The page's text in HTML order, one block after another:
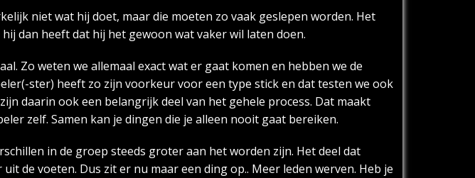
niet wat hij doet, maar die moeten zo vaak geslepen worden. Het
dan heeft dat hij het gewoon wat vaker wil laten doen.
Zo weten we allemaal exact wat er gaat komen en hebben we de
ster) heeft zo zijn voorkeur voor een type stick en dat testen we ook
daarin ook een belangrijk deel van het gehele process. Dat maakt
zelf. Samen kan je dingen die je alleen nooit gaat bereiken.
in de groep steeds groter aan het worden zijn. Het deel dat
de voeten. Dus zit er nu maar een ding op.. Meer leden werven. Heb je